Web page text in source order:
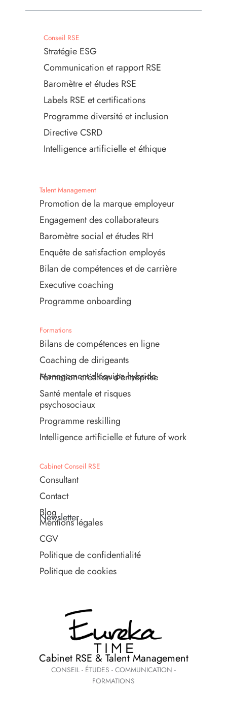
Conseil RSE
Stratégie ESG
Communication et rapport RSE
Baromètre et études RSE
Labels RSE et certifications
Programme diversité et inclusion
Directive CSRD
Intelligence artificielle et éthique
Talent Management
Promotion de la marque employeur
Engagement des collaborateurs
Baromètre social et études RH
Enquête de satisfaction employés
Bilan de compétences et de carrière
Executive coaching
Programme onboarding
Formations
Bilans de compétences en ligne
Coaching de dirigeants
Management d'équipe hybride
Formation création d'entreprise
Santé mentale et risques
psychosociaux
Programme reskilling
Intelligence artificielle et future of work
Cabinet Conseil RSE
Consultant
Contact
Blog
Newsletter
Mentions légales
CGV
Politique de confidentialité
Politique de cookies
Cabinet RSE & Talent Management
CONSEIL - ÉTUDES - COMMUNICATION -
FORMATIONS